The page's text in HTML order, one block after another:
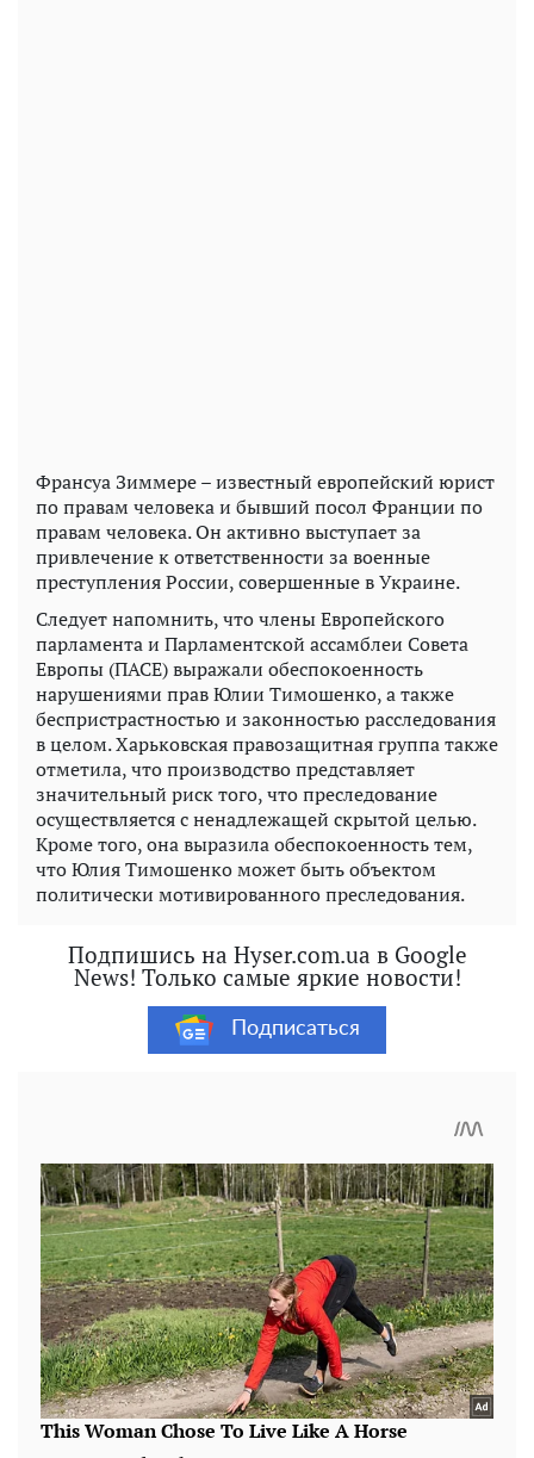
Франсуа Зиммере – известный европейский юрист
по правам человека и бывший посол Франции по
правам человека. Он активно выступает за
привлечение к ответственности за военные
преступления России, совершенные в Украине.
Следует напомнить, что члены Европейского
парламента и Парламентской ассамблеи Совета
Европы (ПАСЕ) выражали обеспокоенность
нарушениями прав Юлии Тимошенко, а также
беспристрастностью и законностью расследования
в целом. Харьковская правозащитная группа также
отметила, что производство представляет
значительный риск того, что преследование
осуществляется с ненадлежащей скрытой целью.
Кроме того, она выразила обеспокоенность тем,
что Юлия Тимошенко может быть объектом
политически мотивированного преследования.
Подпишись на Hyser.com.ua в Google
News! Только самые яркие новости!
Подписаться